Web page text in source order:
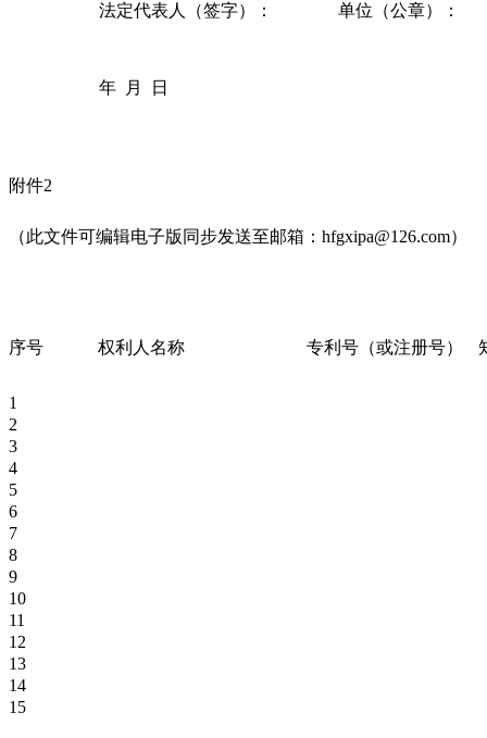
法定代表人（签字）： 单位（公章）：
年 月 日
附件2
（此文件可编辑电子版同步发送至邮箱： hfgxipa@126.com）
序号 权利人名称 专利号（或注册号）
1
2
3
4
5
6
7
8
9
10
11
12
13
14
15